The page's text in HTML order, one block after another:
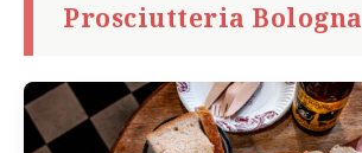
Prosciutteria Bologna